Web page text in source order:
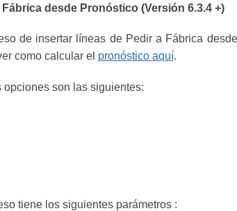
Fábrica desde Pronóstico (Versión 6.3.4 +)
de insertar líneas de Pedir a Fábrica
como calcular el pronóstico aquí.
opciones son las siguientes:
tiene los siguientes parámetros :